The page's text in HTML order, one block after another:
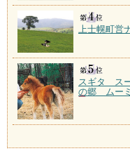
上士幌町営
スギタ ス
の郷 ムー